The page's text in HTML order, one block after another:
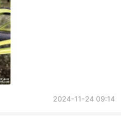
2024-11-24 09:14